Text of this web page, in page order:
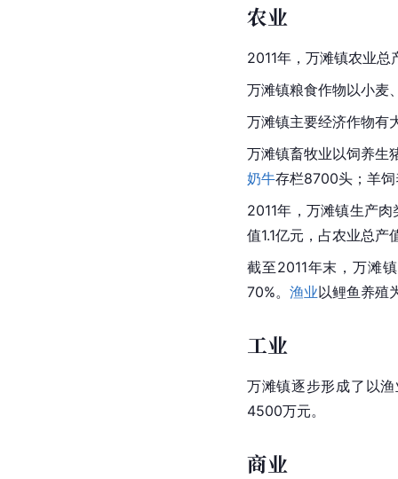
农业
2011年，万滩镇农业
万滩镇粮食作物以小麦
万滩镇主要经济作物有
万滩镇畜牧业以饲养生
奶牛存栏8700头；羊
2011年，万滩镇生产
值1.1亿元，占农业总产
截至2011年末，万滩
70%。 渔业以鲤鱼 养殖
工业
万滩镇逐步形成了以
4500万元。
商业